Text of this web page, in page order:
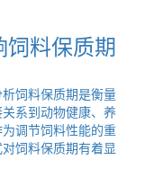
料保质期
饲料保质期是衡量
系到动物健康、养
调节饲料性能的重
饲料保质期有着显